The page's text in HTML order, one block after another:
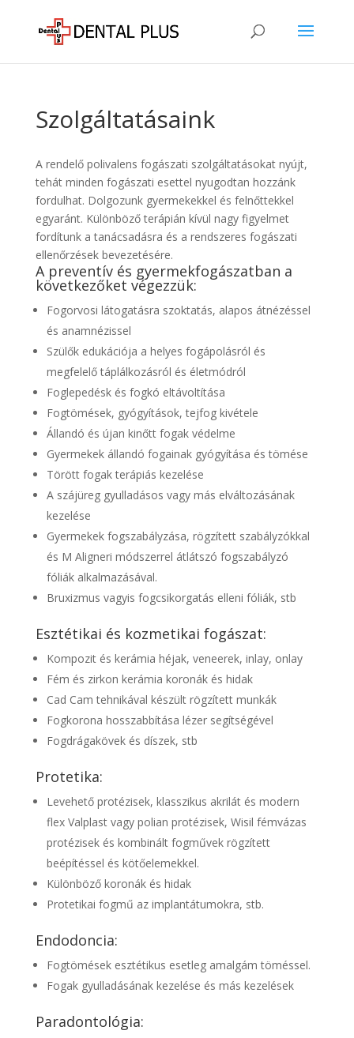
Szolgáltatásaink
A rendelő polivalens fogászati szolgáltatásokat nyújt,
tehát minden fogászati esettel nyugodtan hozzánk
fordulhat. Dolgozunk gyermekekkel és felnőttekkel
egyaránt. Különböző terápián kívül nagy figyelmet
fordítunk a tanácsadásra és a rendszeres fogászati
ellenőrzések bevezetésére.
A preventív és gyermekfogászatban a
következőket végezzük:
Fogorvosi látogatásra szoktatás, alapos átnézéssel
és anamnézissel
Szülők edukációja a helyes fogápolásról és
megfelelő táplálkozásról és életmódról
Foglepedésk és fogkó eltávoltítása
Fogtömések, gyógyítások, tejfog kivétele
Állandó és újan kinőtt fogak védelme
Gyermekek állandó fogainak gyógyítása és tömése
Törött fogak terápiás kezelése
A szájüreg gyulladásos vagy más elváltozásának
kezelése
Gyermekek fogszabályzása, rögzített szabályzókkal
és M Aligneri módszerrel átlátszó fogszabályzó
fóliák alkalmazásával.
Bruxizmus vagyis fogcsikorgatás elleni fóliák, stb
Esztétikai és kozmetikai fogászat:
Kompozit és kerámia héjak, veneerek, inlay, onlay
Fém és zirkon kerámia koronák és hidak
Cad Cam tehnikával készült rögzített munkák
Fogkorona hosszabbítása lézer segítségével
Fogdrágakövek és díszek, stb
Protetika:
Levehető protézisek, klasszikus akrilát és modern
flex Valplast vagy polian protézisek, Wisil fémvázas
protézisek és kombinált fogművek rögzített
beépítéssel és kötőelemekkel.
Különböző koronák és hidak
Protetikai fogmű az implantátumokra, stb.
Endodoncia:
Fogtömések esztétikus esetleg amalgám töméssel.
Fogak gyulladásának kezelése és más kezelések
Paradontológia: